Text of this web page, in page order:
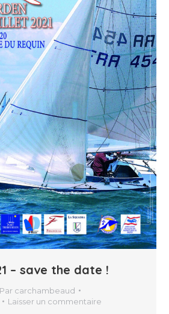
– save the date !
Par carchambeaud
Laisser un commentaire